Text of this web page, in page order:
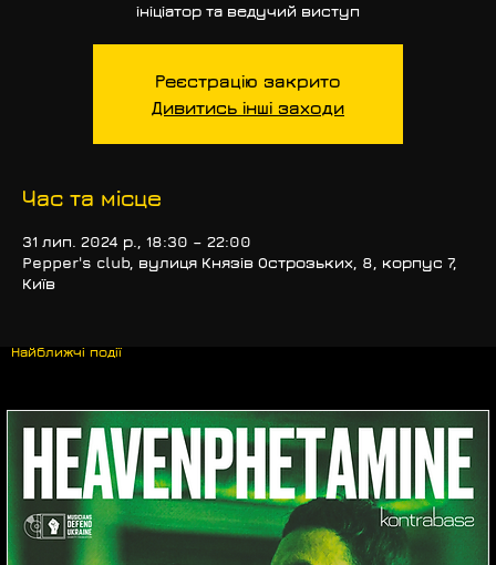
ініціатор та ведучий виступ
Реєстрацію закрито
Дивитись інші заходи
Час та місце
31 лип. 2024 р., 18:30 – 22:00
Pepper's club, вулиця Князів Острозьких, 8, корпус 7,
Київ
Найближчі події